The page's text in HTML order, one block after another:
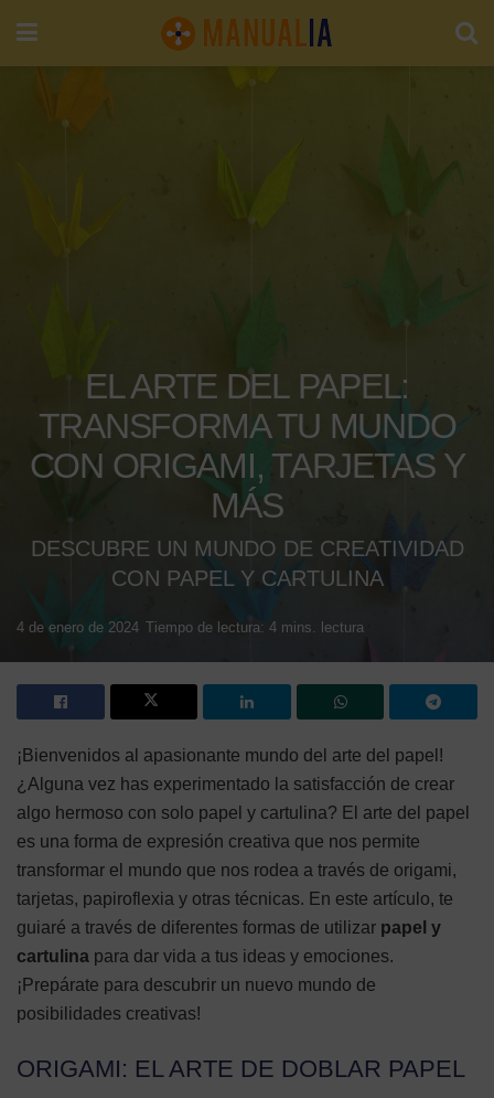
EL ARTE DEL PAPEL:
TRANSFORMA TU MUNDO
CON ORIGAMI, TARJETAS Y
MÁS
DESCUBRE UN MUNDO DE CREATIVIDAD
CON PAPEL Y CARTULINA
4 de enero de 2024 Tiempo de lectura: 4 mins. lectura
¡Bienvenidos al apasionante mundo del arte del papel!
¿Alguna vez has experimentado la satisfacción de crear
algo hermoso con solo papel y cartulina? El arte del papel
es una forma de expresión creativa que nos permite
transformar el mundo que nos rodea a través de origami,
tarjetas, papiroflexia y otras técnicas. En este artículo, te
guiaré a través de diferentes formas de utilizar papel y
cartulina para dar vida a tus ideas y emociones.
¡Prepárate para descubrir un nuevo mundo de
posibilidades creativas!
ORIGAMI: EL ARTE DE DOBLAR PAPEL